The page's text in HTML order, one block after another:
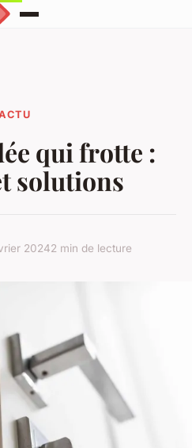
qui frotte :
solutions
20242 min de lecture